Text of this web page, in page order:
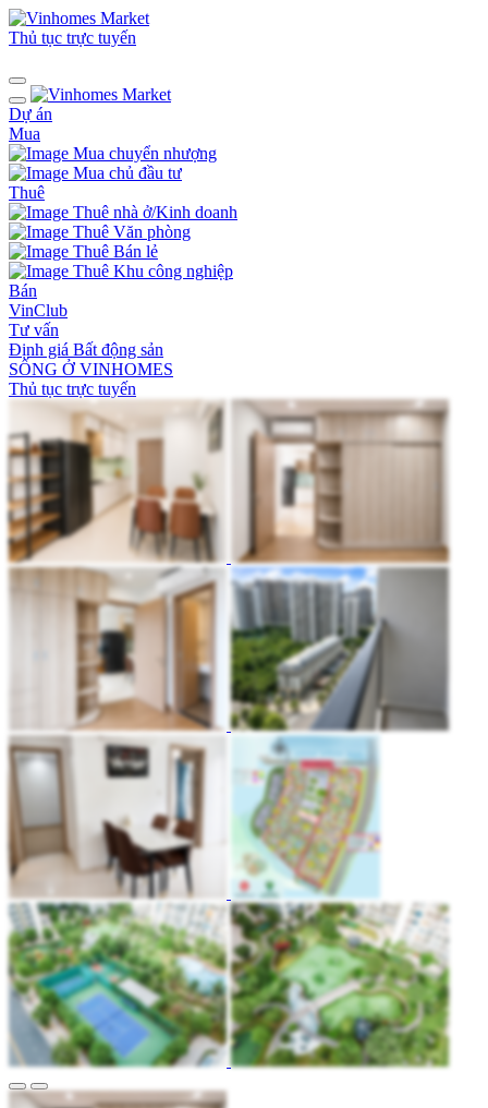
Thủ tục trực tuyến
Dự án
Mua
Mua chuyển nhượng
Mua chủ đầu tư
Thuê
Thuê nhà ở/Kinh doanh
Thuê Văn phòng
Thuê Bán lẻ
Thuê Khu công nghiệp
Bán
VinClub
Tư vấn
Định giá Bất động sản
SỐNG Ở VINHOMES
Thủ tục trực tuyến